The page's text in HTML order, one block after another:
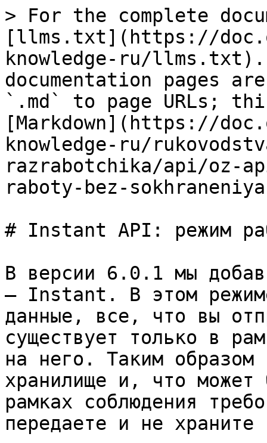
> For the complete
[llms.txt](https://
knowledge-ru/llms.txt).
documentation pages
`.md` to page URLs;
[Markdown](https://
knowledge-ru/
razrabotchika/api/oz-
raboty-bez-
# Instant API: режим
В версии 6.0.1 мы
— Instant. В этом
данные, все, что вы
существует только в
на него. Таким образом
хранилище и, что может
рамках соблюдения
передаете и не храните